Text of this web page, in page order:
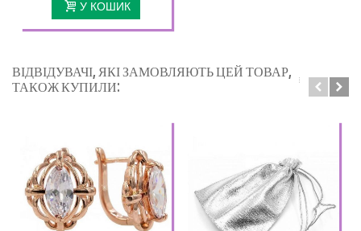
У КОШИК
ВІДВІДУВАЧІ, ЯКІ ЗАМОВЛЯЮТЬ ЦЕЙ ТОВАР,
ТАКОЖ КУПИЛИ: